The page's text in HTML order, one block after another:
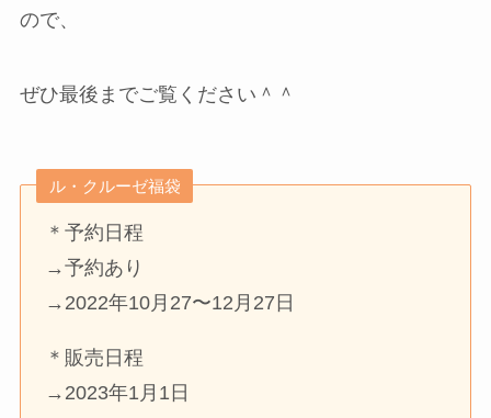
ので、
ぜひ最後までご覧ください＾＾
ル・クルーゼ福袋
＊予約日程
→予約あり
→2022年10月27〜12月27日
＊販売日程
→2023年1月1日